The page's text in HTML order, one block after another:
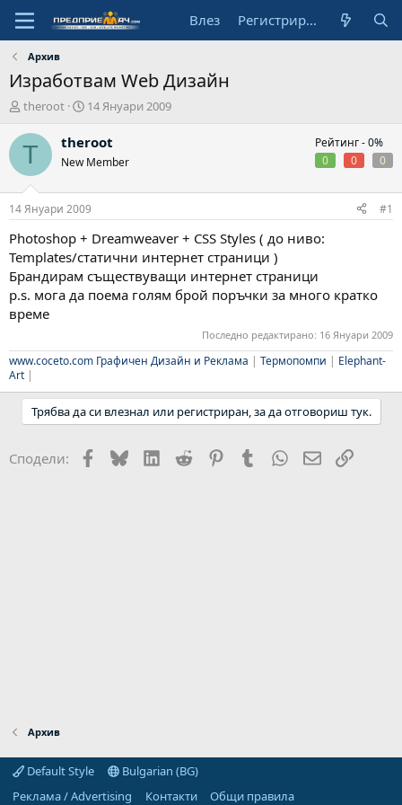
Влез Регистрирай се
Архив
Изработвам Web Дизайн
А
т
theroot
Н
ч
л
а
д
а
а
14 Януари 2009
T theroot
New Member
Рейтинг -0%
0
0 0
14 Януари 2009 #1
Photoshop + Dreamweaver + CSS Styles ( до ниво:
Templates/статични интернет страници )
Брандирам съществуващи интернет страници
p.s. мога да поема голям брой поръчки за много кратко
време
Последно редактирано: 16 Януари 2009
www.coceto.com Графичен Дизайн и Реклама | Термопомпи | Elephant-
Art |
Трябва да си влезнал или регистриран, за да отговориш тук.
Сподели: Facebook
BlueskyLinkedIn
Reddit PinterestTumblr WhatsApp
EmailLink
Архив
Default Style
Bulgarian (BG)
Реклама / Advertising
Контакти
Общи правила